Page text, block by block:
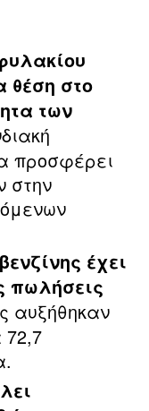
θέση στο
των
προσφέρει
στην
έχει
πωλήσεις
αυξήθηκαν